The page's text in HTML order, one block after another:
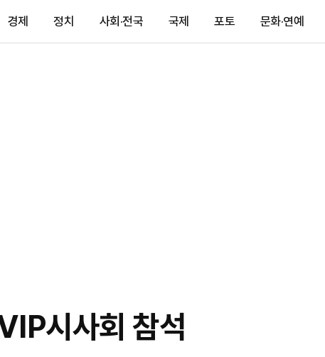
경제 정치 사회·전국 국제 포토 문화·연예
시사회 참석